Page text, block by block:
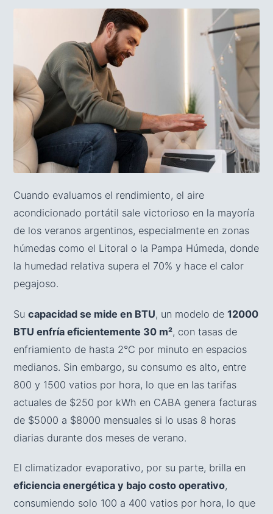
Cuando evaluamos el rendimiento, el aire
acondicionado portátil sale victorioso en la mayoría
de los veranos argentinos, especialmente en zonas
húmedas como el Litoral o la Pampa Húmeda, donde
la humedad relativa supera el 70% y hace el calor
pegajoso.
Su capacidad se mide en BTU, un modelo de 12000
BTU enfría eficientemente 30 m², con tasas de
enfriamiento de hasta 2°C por minuto en espacios
medianos. Sin embargo, su consumo es alto, entre
800 y 1500 vatios por hora, lo que en las tarifas
actuales de $250 por kWh en CABA genera facturas
de $5000 a $8000 mensuales si lo usas 8 horas
diarias durante dos meses de verano.
El climatizador evaporativo, por su parte, brilla en
eficiencia energética y bajo costo operativo,
consumiendo solo 100 a 400 vatios por hora, lo que